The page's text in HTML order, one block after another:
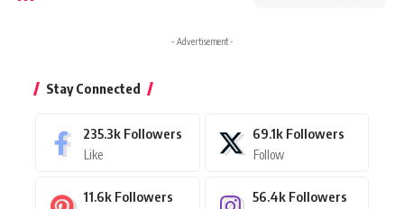
- Advertisement -
Stay Connected
235.3k Followers
Like
69.1k Followers
Follow
11.6k Followers 56.4k Followers